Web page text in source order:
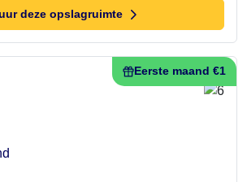
deze opslagruimte
Eerste maand €1